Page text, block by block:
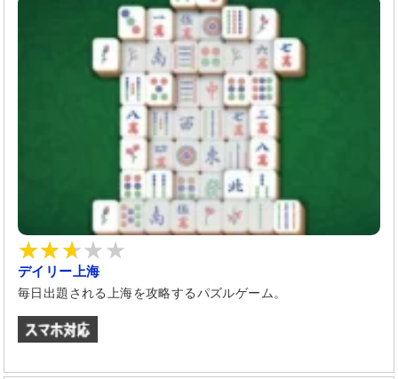
デイリー上海
毎日出題される上海を攻略するパズルゲーム。